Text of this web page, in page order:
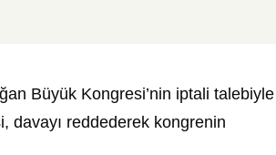
Büyük Kongresi’nin iptali talebiyle
davayı reddederek kongrenin